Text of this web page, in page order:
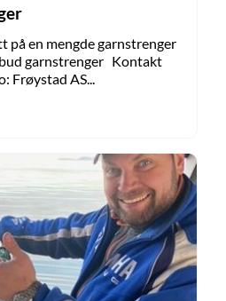
på en mengde garnstrenger
garnstrenger Kontakt
Frøystad AS...